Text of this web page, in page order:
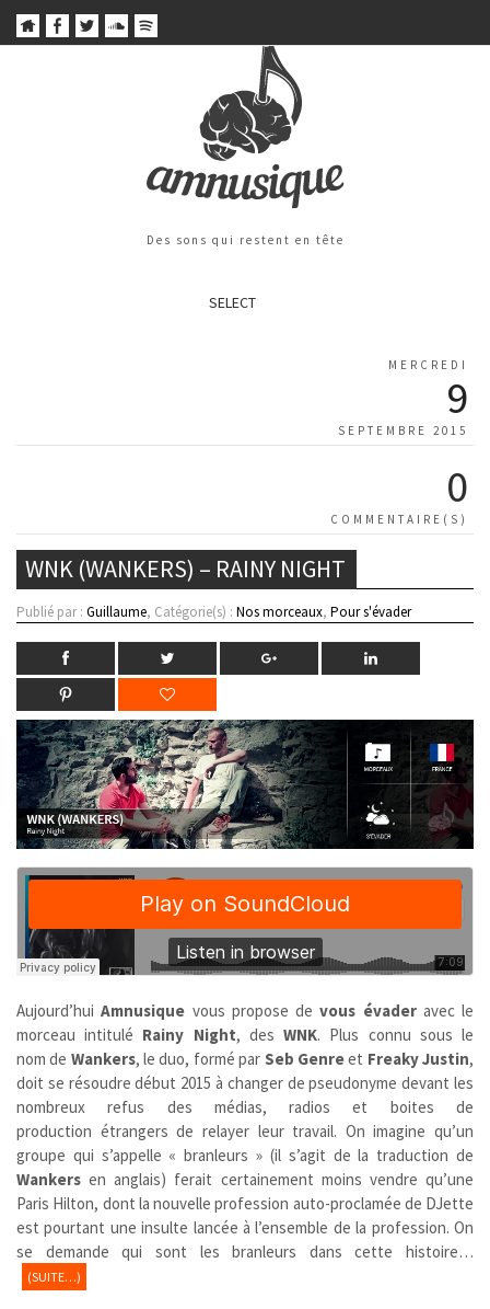
Des sons qui restent en tête
SELECT
MERCREDI
9
SEPTEMBRE 2015
0
COMMENTAIRE(S)
WNK (WANKERS) – RAINY NIGHT
Publié par : Guillaume, Catégorie(s) : Nos morceaux, Pour s'évader
Aujourd’huiAmnusique vous propose devous évaderavec le
morceau intitulé Rainy Night, desWNK. Plus connu sous le
nom de Wankers, le duo, formé par Seb Genreet Freaky Justin,
doit se résoudre début 2015 à changer de pseudonyme devant les
nombreux refus des médias, radios et boites de
production étrangers de relayer leur travail. On imagine qu’un
groupe qui s’appelle « branleurs » (il s’agit de la traduction de
Wankers en anglais) ferait certainement moins vendre qu’une
Paris Hilton, dont la nouvelle profession auto-proclamée de DJette
est pourtant une insulte lancée à l’ensemble de la profession. On
se demande qui sont les branleurs dans cette histoire…
(SUITE…)